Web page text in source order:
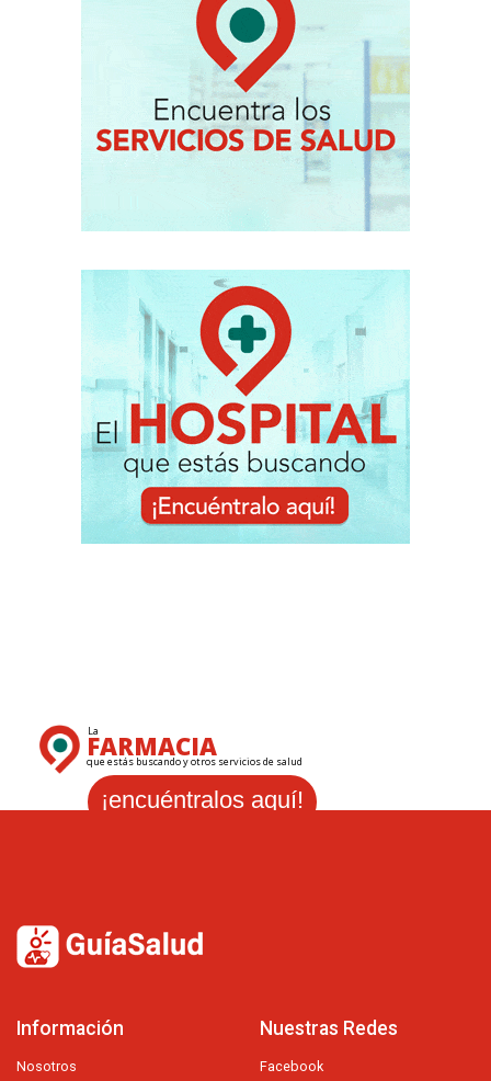
¡encuéntralos aquí!
La
FARMACIA
que estás buscando y otros servicios de salud
Información
Nosotros
Nuestras Redes
Facebook